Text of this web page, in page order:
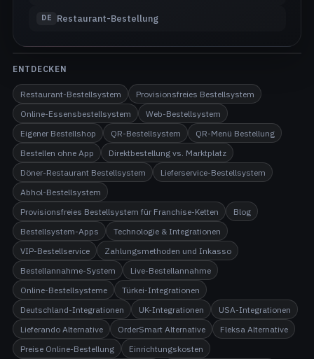
DE Restaurant-Bestellung
ENTDECKEN
Restaurant-Bestellsystem
Provisionsfreies Bestellsystem
Online-Essensbestellsystem
Web-Bestellsystem
Eigener Bestellshop
QR-Bestellsystem
QR-Menü Bestellung
Bestellen ohne App
Direktbestellung vs. Marktplatz
Döner-Restaurant Bestellsystem
Lieferservice-Bestellsystem
Abhol-Bestellsystem
Provisionsfreies Bestellsystem für Franchise-Ketten
Blog
Bestellsystem-Apps
Technologie & Integrationen
VIP-Bestellservice
Zahlungsmethoden und Inkasso
Bestellannahme-System
Live-Bestellannahme
Online-Bestellsysteme
Türkei-Integrationen
Deutschland-Integrationen
UK-Integrationen
USA-Integrationen
Lieferando Alternative
OrderSmart Alternative
Fleksa Alternative
Preise Online-Bestellung
Einrichtungskosten